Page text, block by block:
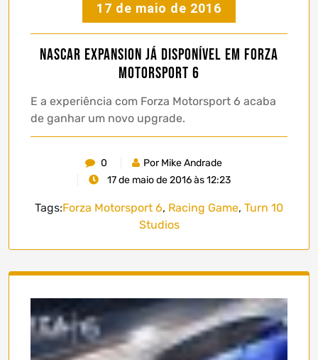
17 de maio de 2016
Nascar Expansion já disponível em Forza
Motorsport 6
E a experiência com Forza Motorsport 6 acaba
de ganhar um novo upgrade.
0
Por Mike Andrade
17 de maio de 2016 às 12:23
Tags:Forza Motorsport 6, Racing Game, Turn 10
Studios